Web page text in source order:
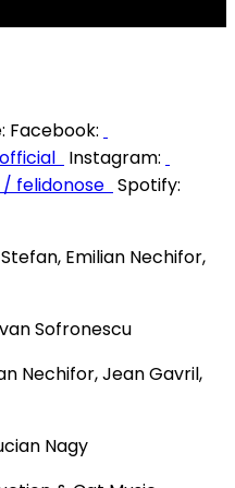
Facebook:
Instagram:
/ felidonose Spotify:
Emilian Nechifor,
Sofronescu
Nechifor, Jean Gavril,
Nagy